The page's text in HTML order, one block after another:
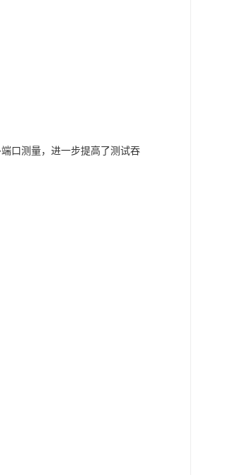
口测量，进一步提高了测试吞